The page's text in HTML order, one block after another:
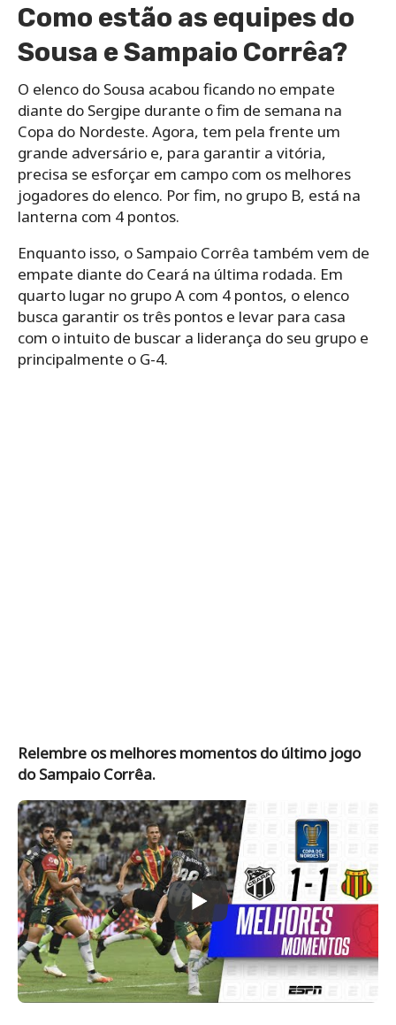
Como estão as equipes do
Sousa e Sampaio Corrêa?
O elenco do Sousa acabou ficando no empate
diante do Sergipe durante o fim de semana na
Copa do Nordeste. Agora, tem pela frente um
grande adversário e, para garantir a vitória,
precisa se esforçar em campo com os melhores
jogadores do elenco. Por fim, no grupo B, está na
lanterna com 4 pontos.
Enquanto isso, o Sampaio Corrêa também vem de
empate diante do Ceará na última rodada. Em
quarto lugar no grupo A com 4 pontos, o elenco
busca garantir os três pontos e levar para casa
com o intuito de buscar a liderança do seu grupo e
principalmente o G-4.
Relembre os melhores momentos do último jogo
do Sampaio Corrêa.